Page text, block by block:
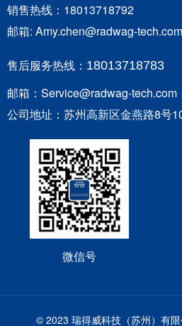
销售热线：18013718792
邮箱: Amy.chen@radwag-tech.com
售后服务热线： 18013718783
邮箱：Service@radwag-tech.com
公司地址：苏州高新区金燕路8号
微信号
© 2023 瑞得威科技（苏州）有